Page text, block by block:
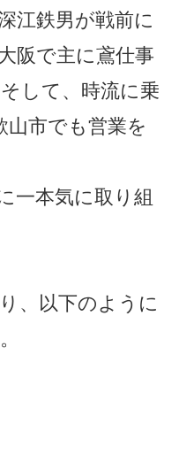
江鉄男が戦前に
阪で主に鳶仕事
して、時流に乗
山市でも営業を
一本気に取り組
、以下のように